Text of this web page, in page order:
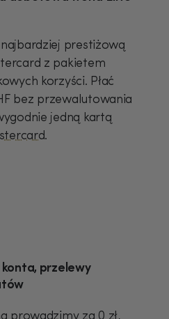
prestiżową
z pakietem
korzyści. Płać
bez przewalutowania
jedną kartą
.
przelewy